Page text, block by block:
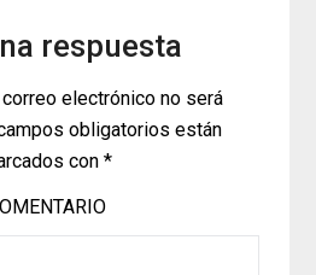
respuesta
electrónico no será
obligatorios están
con *